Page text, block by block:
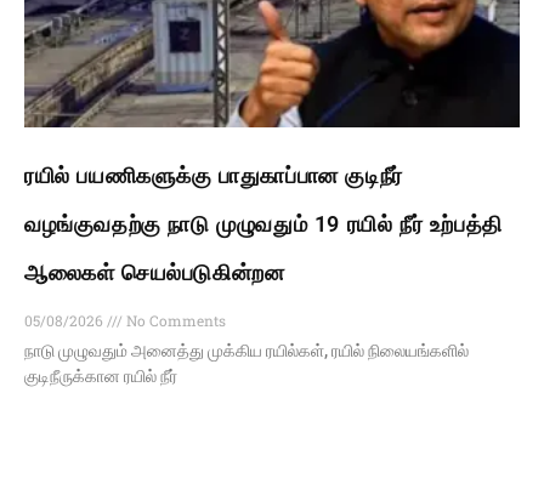
ரயில் பயணிகளுக்கு பாதுகாப்பான குடிநீர்
வழங்குவதற்கு நாடு முழுவதும் 19 ரயில் நீர் உற்பத்தி
ஆலைகள் செயல்படுகின்றன
05/08/2026
No Comments
நாடு முழுவதும் அனைத்து முக்கிய ரயில்கள், ரயில் நிலையங்களில்
குடிநீருக்கான ரயில் நீர்